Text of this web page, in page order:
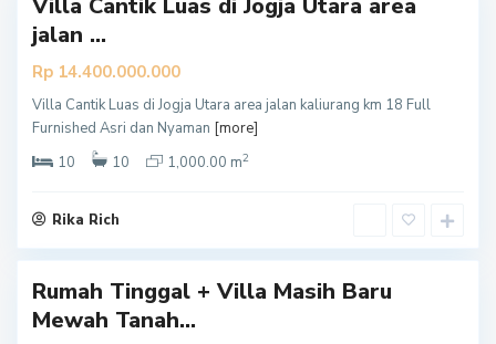
Villa Cantik Luas di Jogja Utara area
jalan ...
Rp 14.400.000.000
Villa Cantik Luas di Jogja Utara area jalan kaliurang km 18 Full
Furnished Asri dan Nyaman [more]
10
10 1,000.00 m2
Rika Rich
S
l
e
a
Rumah Tinggal + Villa Masih Baru
Mewah Tanah...